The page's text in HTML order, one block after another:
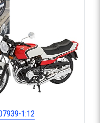
1:12